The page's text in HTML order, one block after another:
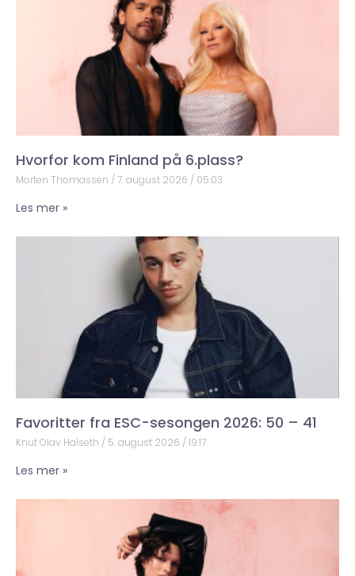
Hvorfor kom Finland på 6.plass?
Morten Thomassen 7. august 2026 05:03
Les mer »
Favoritter fra ESC-sesongen 2026: 50 – 41
Knut Olav Halseth 5. august 2026 19:17
Les mer »